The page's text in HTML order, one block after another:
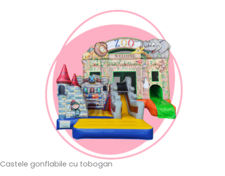
Castele gonflabile cu tobogan